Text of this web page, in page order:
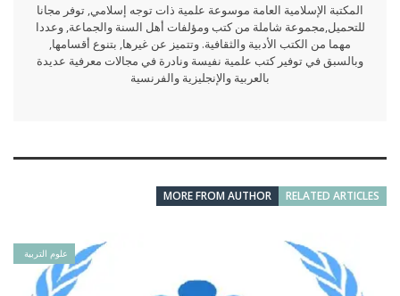
المكتبة الإسلامية العامة موسوعة علمية ذات توجه إسلامي, توفر مجانا
للتحميل,مجموعة شاملة من كتب ومؤلفات أهل السنة والجماعة, وعددا
مهما من الكتب الأدبية والثقافية. وتتميز عن غيرها, بتنوع أقسامها,
وبالسبق في توفير كتب علمية نفيسة ونادرة في مجالات معرفية عديدة
بالعربية والإنجليزية والفرنسية
RELATED ARTICLES
MORE FROM AUTHOR
علوم التربية